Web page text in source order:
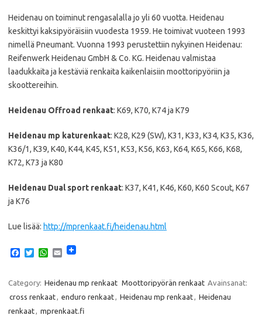
Heidenau on toiminut rengasalalla jo yli 60 vuotta. Heidenau
keskittyi kaksipyöräisiin vuodesta 1959. He toimivat vuoteen 1993
nimellä Pneumant. Vuonna 1993 perustettiin nykyinen Heidenau:
Reifenwerk Heidenau GmbH & Co. KG. Heidenau valmistaa
laadukkaita ja kestäviä renkaita kaikenlaisiin moottoripyöriin ja
skoottereihin.
Heidenau Offroad renkaat: K69, K70, K74 ja K79
Heidenau mp katurenkaat: K28, K29 (SW), K31, K33, K34, K35, K36,
K36/1, K39, K40, K44, K45, K51, K53, K56, K63, K64, K65, K66, K68,
K72, K73 ja K80
Heidenau Dual sport renkaat: K37, K41, K46, K60, K60 Scout, K67
ja K76
Lue lisää: http://mprenkaat.fi/heidenau.html
e
b
o
o
T
t
t
e
r
W
t
A
p
E
i
Category: Heidenau mp renkaat Moottoripyörän renkaat Avainsanat:
cross renkaat, enduro renkaat, Heidenau mp renkaat, Heidenau
renkaat, mprenkaat.fi